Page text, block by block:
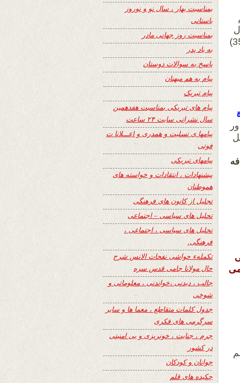
» ( نساء ) ( 35)
ور
بمناسبت بهار ، سال نو و نوروز
باستانی
بمناسبت روز جهانی مادر
به یاد پدر
پاسخ به سوالات دوستان
پیام به هم میهنان
پیام تبریک
پیام های تبریکی بمناسبت هفدهمین
سال نشراتی سایت ۲۴ ساعت
پیامها ی تسلیت و همدری و اعـــلانا ت
فوتی
پیامهای تبریکی
پیشنهادات ، انتقادات و خواسته های
هموطنان
تجلیل از کانون های فرهنگی
تحلیل های سیاسی – اجتماعی
تحلیل های سیاسی ، اجتماعی ،
فرهنگی.
تکملهء حواشی نفحات الانس شرح
حال مولانا جامی قدس سره
جالب ، دیدنی ،خواندنی ، معلوماتی و
شوخی
جدول کلمات متقاطع ، معما ها و سایر
سرگرمی های فکری
جرم ، جنایت ، خونریزی و بی امنیتی
در کشور
جوانان و کودکان
چکیده های قلم